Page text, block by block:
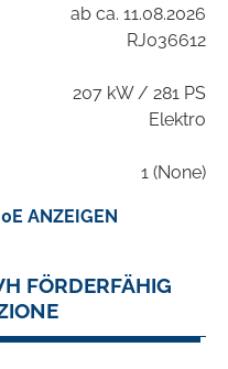
ab ca. 11.08.2026
RJ036612
207 kW / 281 PS
Elektro
1 (None)
ANZEIGEN
FÖRDERFÄHIG